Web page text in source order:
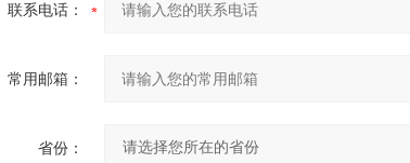
联系电话：
常用邮箱：
省份：